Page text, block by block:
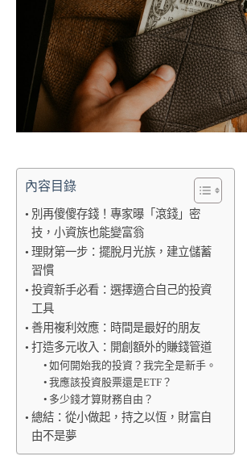
內容目錄
別再傻傻存錢！專家曝「滾錢」密
技，小資族也能變富翁
理財第一步：擺脫月光族，建立儲蓄
習慣
投資新手必看：選擇適合自己的投資
工具
善用複利效應：時間是最好的朋友
打造多元收入：開創額外的賺錢管道
如何開始我的投資？我完全是新手。
我應該投資股票還是ETF？
多少錢才算財務自由？
總結：從小做起，持之以恆，財富自
由不是夢